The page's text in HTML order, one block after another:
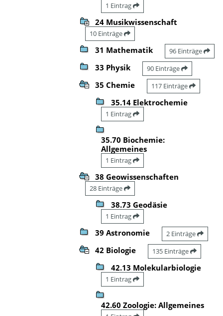
1 Eintrag
24 Musikwissenschaft
10 Einträge
31 Mathematik 96 Einträge
33 Physik 90 Einträge
35 Chemie 117 Einträge
35.14 Elektrochemie
1 Eintrag
35.70 Biochemie:
Allgemeines
1 Eintrag
38 Geowissenschaften
28 Einträge
38.73 Geodäsie
1 Eintrag
39 Astronomie 2 Einträge
42 Biologie 135 Einträge
42.13 Molekularbiologie
1 Eintrag
42.60 Zoologie: Allgemeines